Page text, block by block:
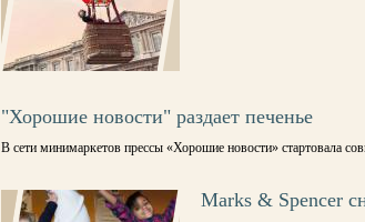
"Хорошие новости" раздает печенье
В сети минимаркетов прессы «Хорошие новости» стартовала
Marks & Spencer